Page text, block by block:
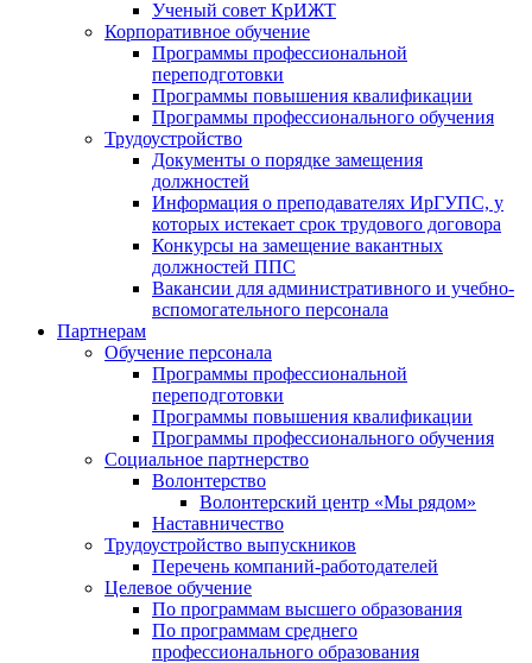
Ученый совет КрИЖТ
Корпоративное обучение
Программы профессиональной
переподготовки
Программы повышения квалификации
Программы профессионального обучения
Трудоустройство
Документы о порядке замещения
должностей
Информация о преподавателях ИрГУПС, у
которых истекает срок трудового договора
Конкурсы на замещение вакантных
должностей ППС
Вакансии для административного и учебно-
вспомогательного персонала
Партнерам
Обучение персонала
Программы профессиональной
переподготовки
Программы повышения квалификации
Программы профессионального обучения
Социальное партнерство
Волонтерство
Волонтерский центр «Мы рядом»
Наставничество
Трудоустройство выпускников
Перечень компаний-работодателей
Целевое обучение
По программам высшего образования
По программам среднего
профессионального образования